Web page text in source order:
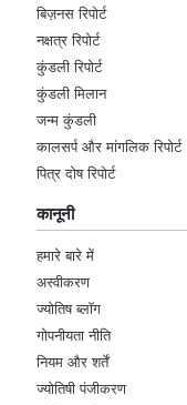
R
problem
N
P
Friday,
बिज़नस रिपोर्ट
नक्षत्र रिपोर्ट
कुंडली रिपोर्ट
कुंडली मिलान
जन्म कुंडली
कालसर्प और मांगलिक रिपोर्ट
पित्र दोष रिपोर्ट
कानूनी
हमारे बारे में
अस्वीकरण
ज्योतिष ब्लॉग
गोपनीयता नीति
नियम और शर्तें
ज्योतिषी पंजीकरण